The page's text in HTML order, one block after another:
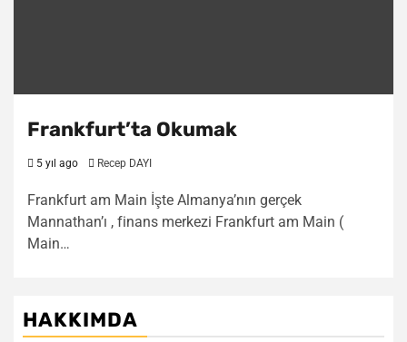
Frankfurt’ta Okumak
5 yıl ago Recep DAYI
Frankfurt am Main İşte Almanya’nın gerçek
Mannathan’ı , finans merkezi Frankfurt am Main (
Main…
HAKKIMDA